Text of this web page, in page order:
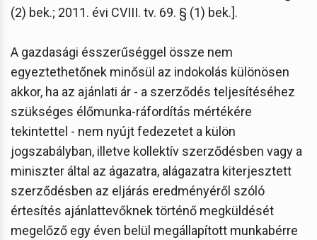
(2) bek.; 2011. évi CVIII. tv. 69. § (1) bek.].
A gazdasági ésszerűséggel össze nem
egyeztethetőnek minősül az indokolás különösen
akkor, ha az ajánlati ár - a szerződés teljesítéséhez
szükséges élőmunka-ráfordítás mértékére
tekintettel - nem nyújt fedezetet a külön
jogszabályban, illetve kollektív szerződésben vagy a
miniszter által az ágazatra, alágazatra kiterjesztett
szerződésben az eljárás eredményéről szóló
értesítés ajánlattevőknek történő megküldését
megelőző egy éven belül megállapított munkabérre